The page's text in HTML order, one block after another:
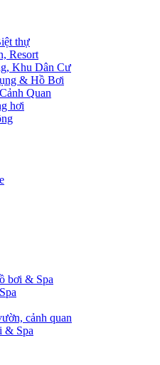
thự
Resort
Khu Dân Cư
& Hồ Bơi
Quan
hơi
bơi & Spa
cảnh quan
& Spa